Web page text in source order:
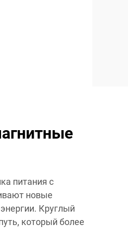
питания с
новые
Круглый
который более